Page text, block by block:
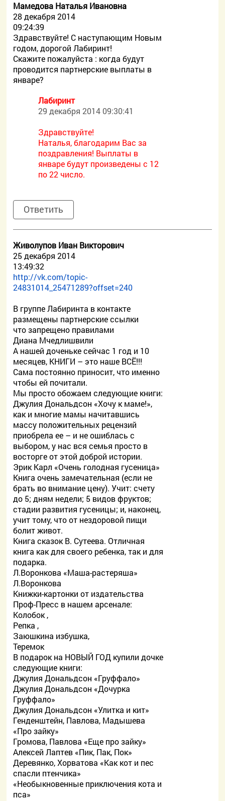
Мамедова Наталья Ивановна
28 декабря 2014
09:24:39
Здравствуйте! С наступающим Новым
годом, дорогой Лабиринт!
Скажите пожалуйста : когда будут
проводится партнерские выплаты в
январе?
Лабиринт
29 декабря 2014 09:30:41
Здравствуйте!
Наталья, благодарим Вас за
поздравления! Выплаты в
январе будут произведены с 12
по 22 число.
Ответить
Живолупов Иван Викторович
25 декабря 2014
13:49:32
http://vk.com/topic-
24831014_25471289?offset=240
В группе Лабиринта в контакте
размещены партнерские ссылки
что запрещено правилами
Диана Мчедлишвили
А нашей доченьке сейчас 1 год и 10
месяцев, КНИГИ – это наше ВСЁ!!!
Сама постоянно приносит, что именно
чтобы ей почитали.
Мы просто обожаем следующие книги:
Джулия Дональдсон «Хочу к маме!»,
как и многие мамы начитавшись
массу положительных рецензий
приобрела ее – и не ошиблась с
выбором, у нас вся семья просто в
восторге от этой доброй истории.
Эрик Карл «Очень голодная гусеница»
Книга очень замечательная (если не
брать во внимание цену). Учит: счету
до 5; дням недели; 5 видов фруктов;
стадии развития гусеницы; и, наконец,
учит тому, что от нездоровой пищи
болит живот.
Книга сказок В. Сутеева. Отличная
книга как для своего ребенка, так и для
подарка.
Л.Воронкова «Маша-растеряша»
Л.Воронкова
Книжки-картонки от издательства
Проф-Пресс в нашем арсенале:
Колобок ,
Репка ,
Заюшкина избушка,
Теремок
В подарок на НОВЫЙ ГОД купили дочке
следующие книги:
Джулия Дональдсон «Груффало»
Джулия Дональдсон «Дочурка
Груффало»
Джулия Дональдсон «Улитка и кит»
Генденштейн, Павлова, Мадышева
«Про зайку»
Громова, Павлова «Еще про зайку»
Алексей Лаптев «Пик, Пак, Пок»
Деревянко, Хорватова «Как кот и пес
спасли птенчика»
«Необыкновенные приключения кота и
пса»